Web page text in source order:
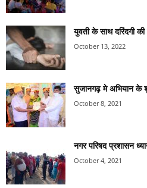
युवती के साथ दरिंदगी
October 13, 2022
सुजानगढ़ मे अभियान के
October 8, 2021
नगर परिषद प्रशासन
October 4, 2021